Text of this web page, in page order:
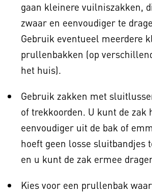
gaan kleinere vuilniszakken,
zwaar en eenvoudiger te
Gebruik eventueel meerdere
prullenbakken (op
het huis).
Gebruik zakken met
of trekkoorden. U kunt de zak
eenvoudiger uit de bak of
hoeft geen losse sluitbandjes
en u kunt de zak ermee
Kies voor een prullenbak